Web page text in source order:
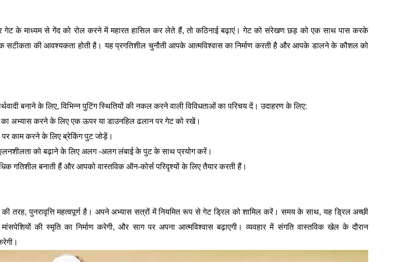
गेट के माध्यम से गेंद को रोल करने में महारत हासिल कर लेते हैं, तो कठिनाई बढ़ाएं। गेट को संरेखण छड़ को एक साथ पास करके
सटीकता की आवश्यकता होती है। यह प्रगतिशील चुनौती आपके आत्मविश्वास का निर्माण करती है और आपके डालने के कौशल को
बनाने के लिए, विभिन्न पुटिंग स्थितियों की नकल करने वाली विविधताओं का परिचय दें। उदाहरण के लिए:
अभ्यास करने के लिए एक ऊपर या डाउनहिल ढलान पर गेट को रखें।
पर काम करने के लिए ब्रेकिंग पुट जोड़ें।
को बढ़ाने के लिए अलग -अलग लंबाई के पुट के साथ प्रयोग करें।
गतिशील बनाती हैं और आपको वास्तविक ऑन-कोर्स परिदृश्यों के लिए तैयार करती हैं।
तरह, पुनरावृत्ति महत्वपूर्ण है। अपने अभ्यास सत्रों में नियमित रूप से गेट ड्रिल को शामिल करें। समय के साथ, यह ड्रिल अच्छी
की स्मृति का निर्माण करेगी, और साग पर अपना आत्मविश्वास बढ़ाएगी। व्यवहार में संगति वास्तविक खेल के दौरान